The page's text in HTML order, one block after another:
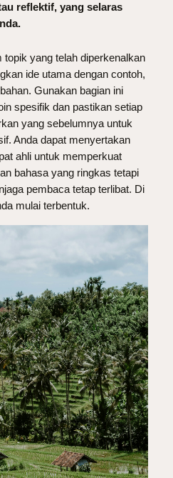
reflektif, yang selaras
topik yang telah diperkenalkan
ide utama dengan contoh,
Gunakan bagian ini
spesifik dan pastikan setiap
yang sebelumnya untuk
Anda dapat menyertakan
ahli untuk memperkuat
bahasa yang ringkas tetapi
pembaca tetap terlibat. Di
mulai terbentuk.